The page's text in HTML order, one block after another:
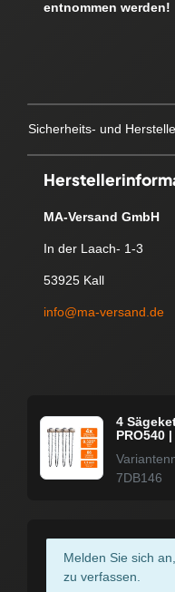
entnommen werden!
Sicherheits- und
MA-Versand GmbH
In der Laach- 1-3
53925 Kall
info@ma-versand.de
4
PRO540
7DB146
Melden Sie sich
zu verfassen.